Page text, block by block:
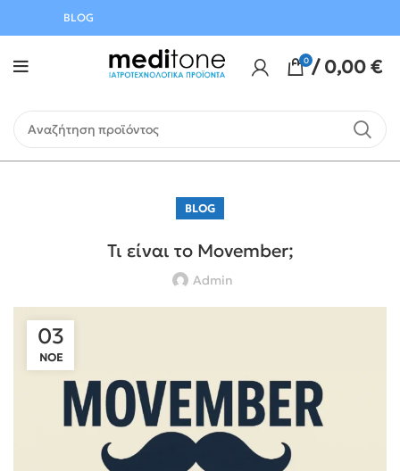
BLOG
0 / 0,00€
BLOG
Τι είναι το Movember;
Admin
03
ΝΟΈ
Αυγούστου